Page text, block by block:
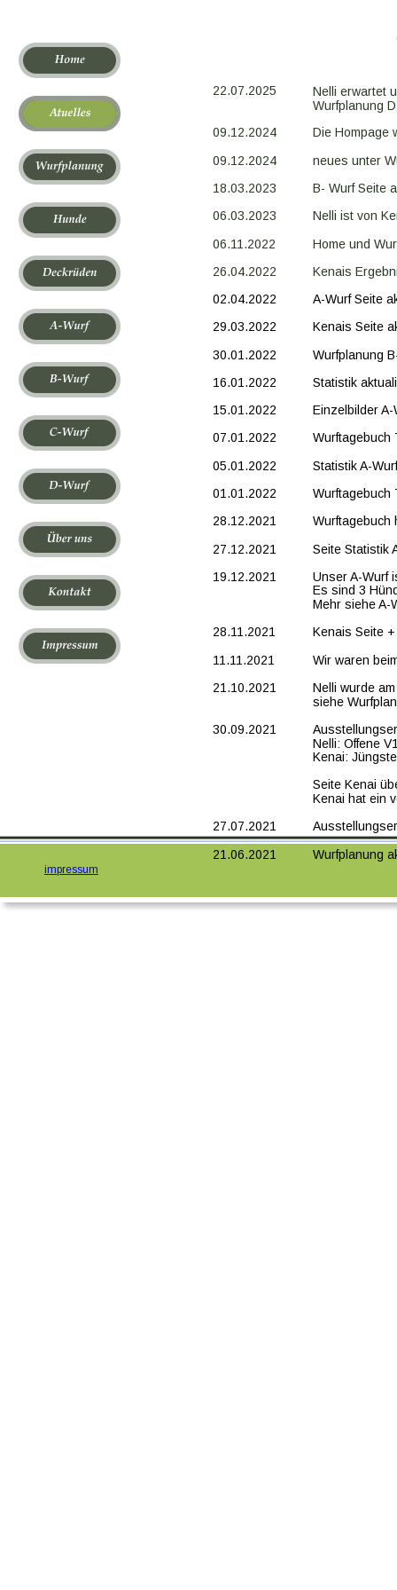
impressum
22.07.2025
Nelli erwartet
Wurfplanung
09.12.2024
Die Hompage
09.12.2024
neues unter
18.03.2023
B- Wurf Seite
06.03.2023
Nelli ist von
06.11.2022
Home und
26.04.2022
Kenais
02.04.2022
A-Wurf Seite
29.03.2022
Kenais Seite
30.01.2022
Wurfplanung
16.01.2022
Statistik
15.01.2022
Einzelbilder A-
07.01.2022
Wurftagebuch
05.01.2022
Statistik A-
01.01.2022
Wurftagebuch
28.12.2021
Wurftagebuch
27.12.2021
Seite Statistik
19.12.2021
Unser A-Wurf
Es sind 3
Mehr siehe A-
28.11.2021
Kenais Seite
11.11.2021
Wir waren
21.10.2021
Nelli wurde
siehe
30.09.2021
Nelli: Offene
Kenai:
Seite Kenai
Kenai hat ein
27.07.2021
21.06.2021
Wurfplanung